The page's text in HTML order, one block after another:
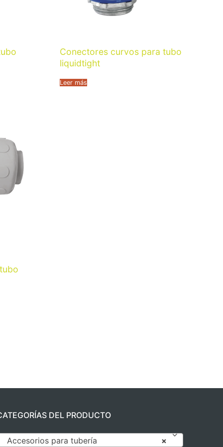
Conectores curvos para tubo
liquidtight
Leer más
DEL PRODUCTO
×
Accesorios para tubería